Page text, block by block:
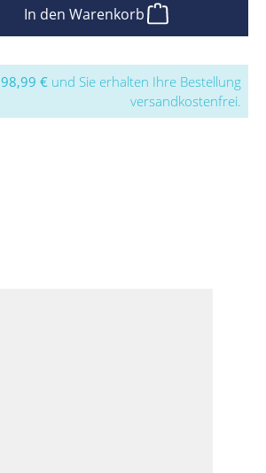
In den Warenkorb
98,99 € und Sie erhalten Ihre Bestellung
versandkostenfrei.